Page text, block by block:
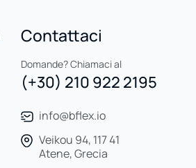
Contattaci
Domande? Chiamaci al
(+30) 210 922 2195
info@bflex.io
Veikou 94, 117 41
Atene, Grecia